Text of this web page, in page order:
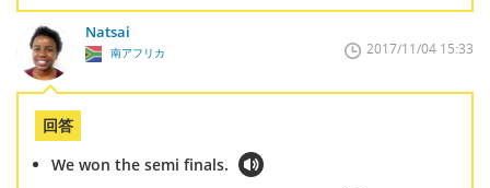
Natsai
南アフリカ 2017/11/04 15:33
回答
We won the semi finals.